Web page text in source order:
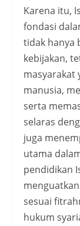
Karena itu,
fondasi
tidak hanya
kebijakan,
masyarakat
manusia,
serta
selaras
juga
utama
pendidikan
sesuai
hukum